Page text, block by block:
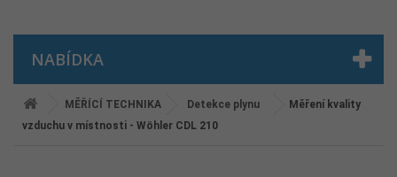
NABÍDKA
MĚŘÍCÍ TECHNIKA Detekce plynu
Měření kvality
vzduchu v místnosti - Wöhler CDL 210